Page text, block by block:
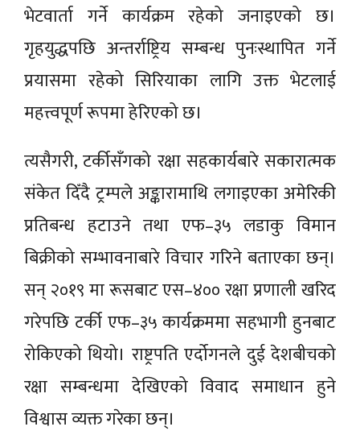
भेटवार्ता गर्ने कार्यक्रम रहेको जनाइएको छ।
गृहयुद्धपछि अन्तर्राष्ट्रिय सम्बन्ध पुनःस्थापित गर्ने
प्रयासमा रहेको सिरियाका लागि उक्त भेटलाई
महत्त्वपूर्ण रूपमा हेरिएको छ।
त्यसैगरी, टर्कीसँगको रक्षा सहकार्यबारे सकारात्मक
संकेत दिँदै ट्रम्पले अङ्कारामाथि लगाइएका अमेरिकी
प्रतिबन्ध हटाउने तथा एफ–३५ लडाकु विमान
बिक्रीको सम्भावनाबारे विचार गरिने बताएका छन्।
सन् २०१९ मा रूसबाट एस–४०० रक्षा प्रणाली खरिद
गरेपछि टर्की एफ–३५ कार्यक्रममा सहभागी हुनबाट
रोकिएको थियो। राष्ट्रपति एर्दोगनले दुई देशबीचको
रक्षा सम्बन्धमा देखिएको विवाद समाधान हुने
विश्वास व्यक्त गरेका छन्।